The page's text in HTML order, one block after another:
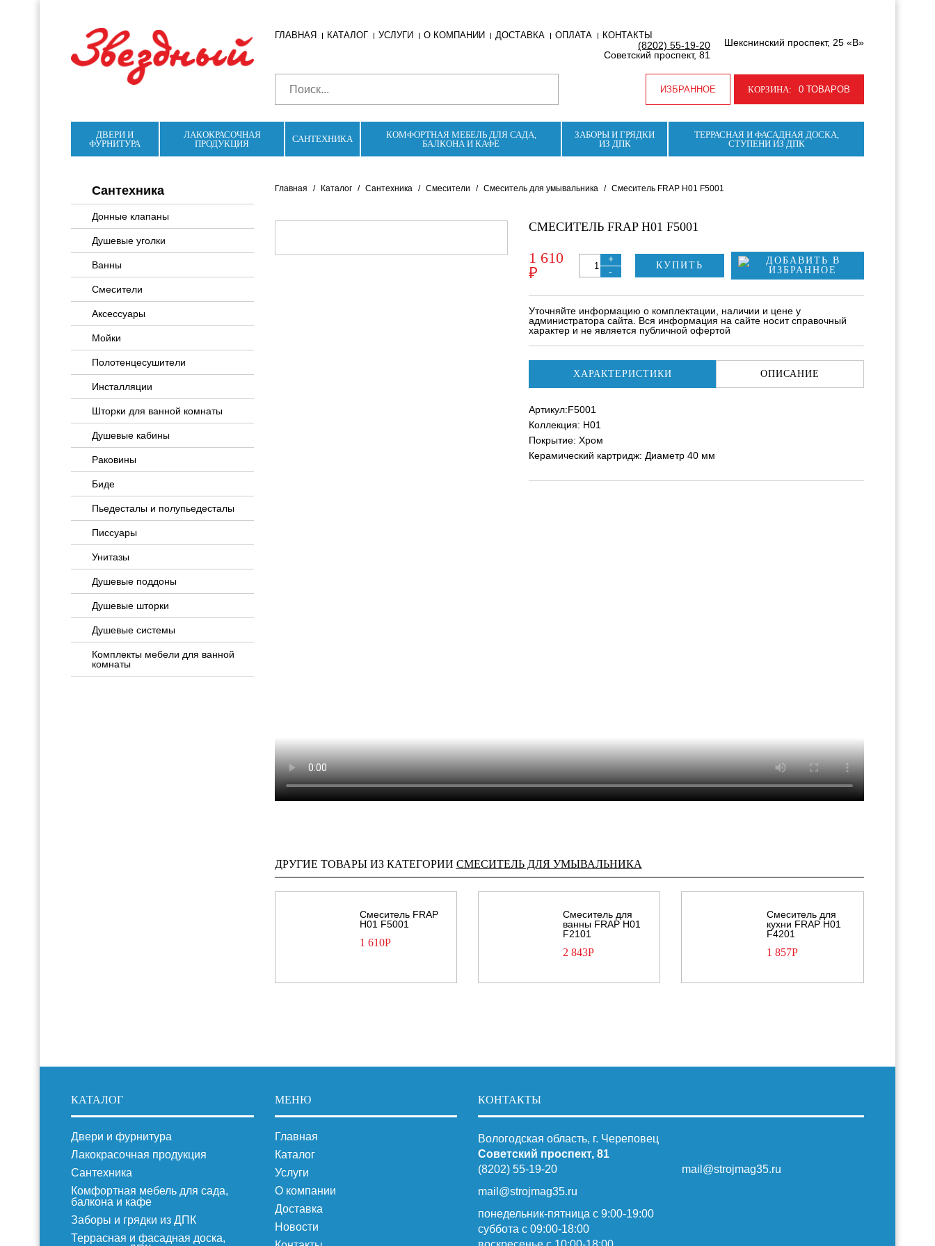
ГЛАВНАЯ КАТАЛОГ УСЛУГИ О КОМПАНИИ ДОСТАВКА ОПЛАТА КОНТАКТЫ
Шекснинский проспект, 25 «В»
(8202) 55-19-20
Советский проспект, 81
ИЗБРАННОЕ КОРЗИНА: 0 ТОВАРОВ
ДВЕРИ И
ФУРНИТУРА
ЛАКОКРАСОЧНАЯ
ПРОДУКЦИЯ
САНТЕХНИКА
КОМФОРТНАЯ МЕБЕЛЬ ДЛЯ САДА,
БАЛКОНА И КАФЕ
ЗАБОРЫ И ГРЯДКИ
ИЗ ДПК
ТЕРРАСНАЯ И ФАСАДНАЯ ДОСКА,
СТУПЕНИ ИЗ ДПК
Сантехника
Донные клапаны
Душевые уголки
Ванны
Смесители
Аксессуары
Мойки
Полотенцесушители
Инсталляции
Шторки для ванной комнаты
Душевые кабины
Раковины
Биде
Пьедесталы и полупьедесталы
Писсуары
Унитазы
Душевые поддоны
Душевые шторки
Душевые системы
Комплекты мебели для ванной
комнаты
Главная / Каталог / Сантехника / Смесители / Смеситель для умывальника / Смеситель FRAP H01 F5001
СМЕСИТЕЛЬ FRAP H01 F5001
1 610
₽
+
-
КУПИТЬ
Уточняйте информацию о комплектации, наличии и цене у
администратора сайта. Вся информация на сайте носит справочный
характер и не является публичной офертой
ХАРАКТЕРИСТИКИ ОПИСАНИЕ
Артикул:F5001
Коллекция: H01
Покрытие: Хром
Керамический картридж: Диаметр 40 мм
ДРУГИЕ ТОВАРЫ ИЗ КАТЕГОРИИ СМЕСИТЕЛЬ ДЛЯ УМЫВАЛЬНИКА
Смеситель FRAP
H01 F5001
1 610Р
Смеситель для
ванны FRAP H01
F2101
2 843Р
Смеситель для
кухни FRAP H01
F4201
1 857Р
КАТАЛОГ
Двери и фурнитура
Лакокрасочная продукция
Сантехника
Комфортная мебель для сада,
балкона и кафе
Заборы и грядки из ДПК
Террасная и фасадная доска,
МЕНЮ
Главная
Каталог
Услуги
О компании
Доставка
Новости
КОНТАКТЫ
Вологодская область, г. Череповец
Советский проспект, 81
(8202) 55-19-20
mail@strojmag35.ru
понедельник-пятница с 9:00-19:00
суббота c 09:00-18:00
mail@strojmag35.ru